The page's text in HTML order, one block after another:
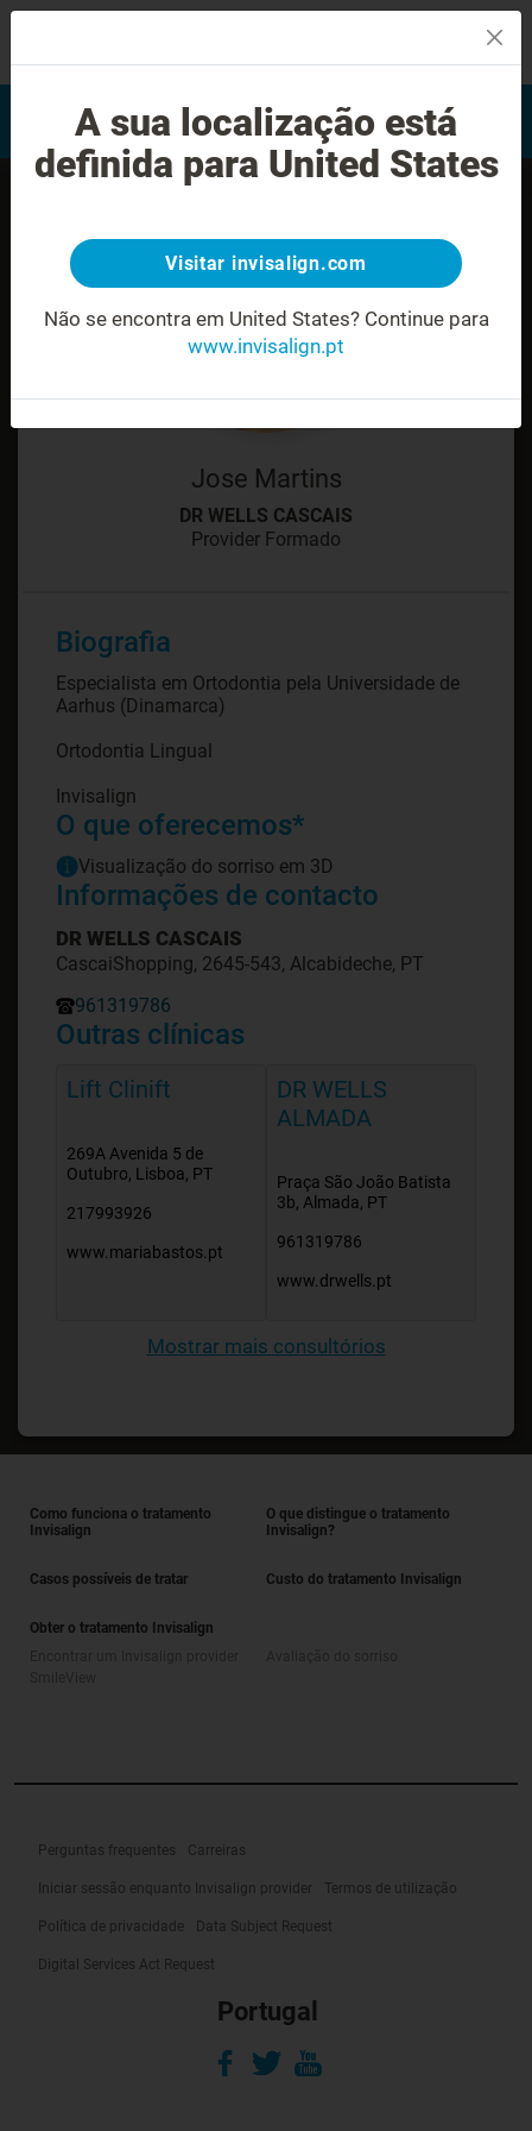
Avaliação do sorriso
Encontrar um Invisalign
provider
Jose Martins
DR WELLS CASCAIS
Provider Formado
Biografia
Especialista em Ortodontia pela Universidade de
Aarhus (Dinamarca)
Ortodontia Lingual
O que oferecemos*
Visualização do sorriso em 3D
Informações de contacto
DR WELLS CASCAIS
CascaiShopping, 2645-543, Alcabideche, PT
961319786
Outras clínicas
Lift Clinift
269A Avenida 5 de
Outubro, Lisboa, PT
217993926
www.mariabastos.pt
DR WELLS
ALMADA
Praça São João Batista
3b, Almada, PT
961319786
www.drwells.pt
Mostrar mais consultórios
Como funciona o tratamento
Invisalign
O que distingue o tratamento
Invisalign?
Casos possíveis de tratar Custo do tratamento Invisalign
Obter o tratamento Invisalign
Perguntas frequentes Carreiras
Iniciar sessão enquanto Invisalign provider Termos de utilização
Política de privacidade Data Subject Request
Digital Services Act Request
Portugal
A sua localização está
definida para United States
Visitar invisalign.com
Não se encontra em United States? Continue para
www.invisalign.pt